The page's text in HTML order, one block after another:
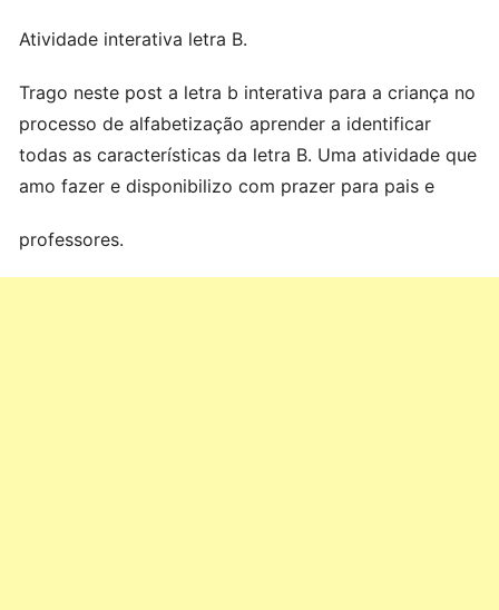
Atividade interativa letra B.
Trago neste post a letra b interativa para a criança no
processo de alfabetização aprender a identificar
todas as características da letra B. Uma atividade que
amo fazer e disponibilizo com prazer para pais e
professores.